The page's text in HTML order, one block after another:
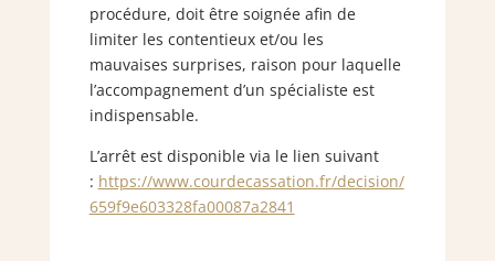
procédure, doit être soignée afin de
limiter les contentieux et/ou les
mauvaises surprises, raison pour laquelle
l’accompagnement d’un spécialiste est
indispensable.
L’arrêt est disponible via le lien suivant
: https://www.courdecassation.fr/decision/
659f9e603328fa00087a2841